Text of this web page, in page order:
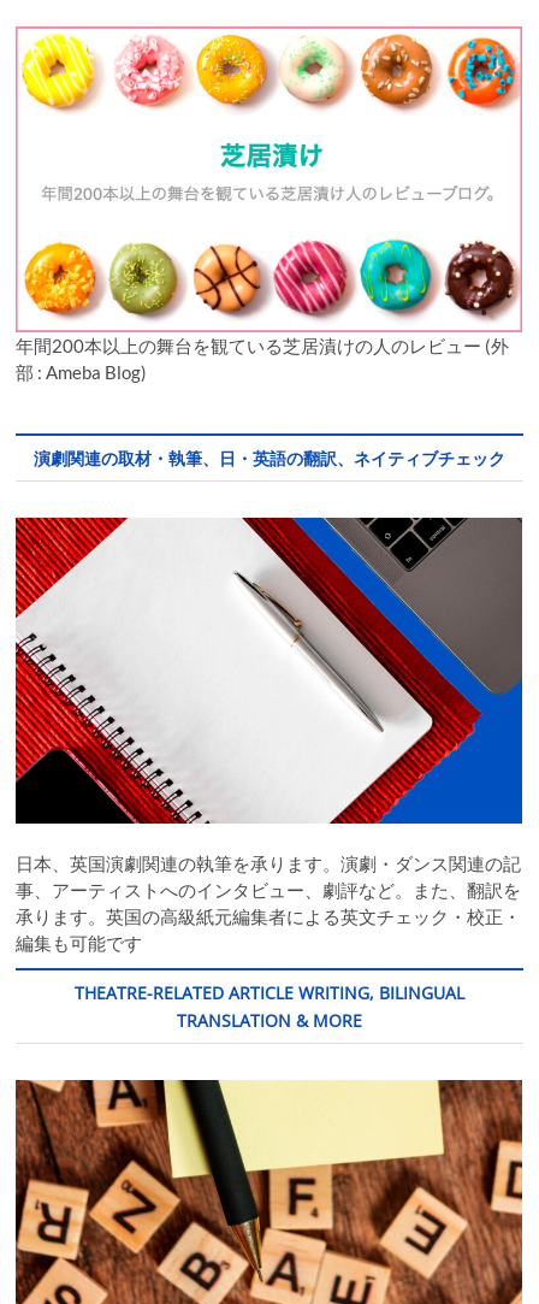
年間200本以上の舞台を観ている芝居漬けの人のレビュー (外
部 : Ameba Blog)
演劇関連の取材・執筆、日・英語の翻訳、ネイティブチェック
日本、英国演劇関連の執筆を承ります。演劇・ダンス関連の記
事、アーティストへのインタビュー、劇評など。また、翻訳を
承ります。英国の高級紙元編集者による英文チェック・校正・
編集も可能です
THEATRE-RELATED ARTICLE WRITING, BILINGUAL
TRANSLATION & MORE